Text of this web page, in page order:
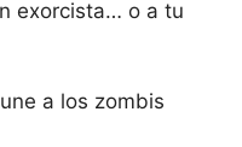
exorcista… o a tu
a los zombis